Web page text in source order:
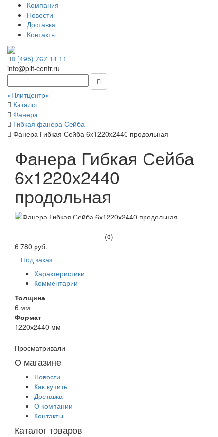
Компания
Новости
Доставка
Контакты
8 (495) 767 18 11
info@plit-centr.ru
«Плитцентр»
Каталог
Фанера
Гибкая фанера Сейба
Фанера Гибкая Сейба 6х1220х2440 продольная
Фанера Гибкая Сейба
6х1220х2440
продольная
(0)
6 780 руб.
Под заказ
Характеристики
Комментарии
Толщина
6 мм
Формат
1220х2440 мм
Просматривали
О магазине
Новости
Как купить
Доставка
О компании
Контакты
Каталог товаров